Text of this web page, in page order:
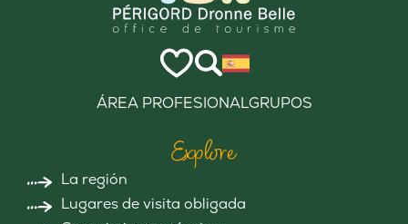
ÁREA PROFESIONALGRUPOS
Explore
La región
Lugares de visita obligada